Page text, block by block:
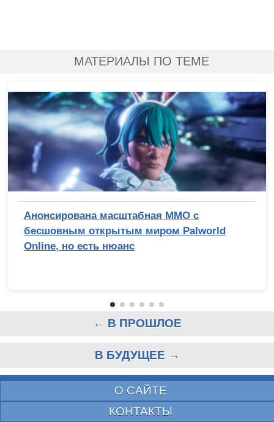
МАТЕРИАЛЫ ПО ТЕМЕ
Анонсирована масштабная MMO с
бесшовным открытым миром Palworld
Online, но есть нюанс
← В ПРОШЛОЕ
В БУДУЩЕЕ →
О САЙТЕ
КОНТАКТЫ